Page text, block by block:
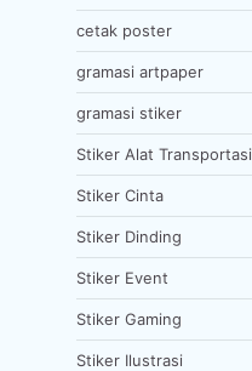
cetak poster
gramasi artpaper
gramasi stiker
Stiker Alat Transportasi
Stiker Cinta
Stiker Dinding
Stiker Event
Stiker Gaming
Stiker Ilustrasi